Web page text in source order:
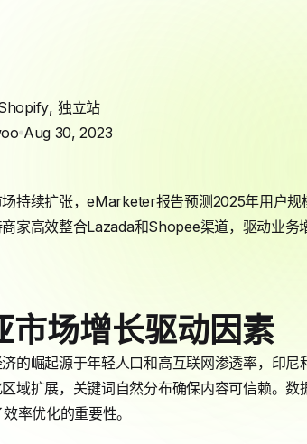
, 独立站
Aug 30, 2023
持续扩张，eMarketer报告预测2025年用户规
家高效整合Lazada和Shopee渠道，驱动业
市场增长驱动因素
的崛起源于年轻人口和高互联网渗透率，印
域扩展，关键词自然分布确保内容可信赖。
率优化的重要性。